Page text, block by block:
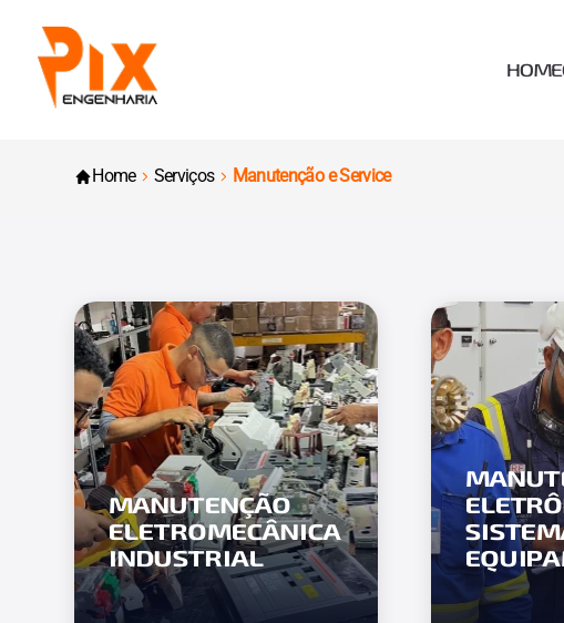
HOME
Home Serviços Manutenção e Service
MANUTENÇÃO
ELETROMECÂNICA
INDUSTRIAL